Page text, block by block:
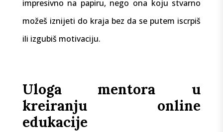
impresivno na papiru, nego ona koju stvarno
možeš iznijeti do kraja bez da se putem iscrpiš
ili izgubiš motivaciju.
Uloga mentora u
kreiranju online
edukacije